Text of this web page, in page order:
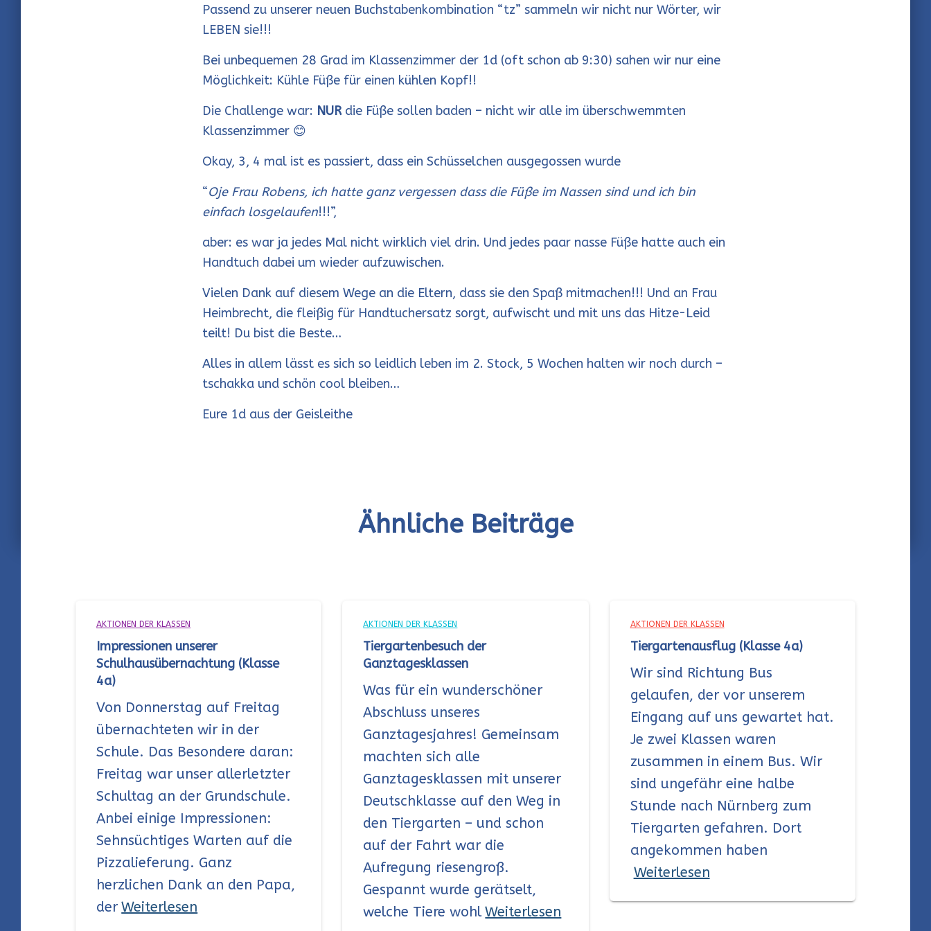
Passend zu unserer neuen Buchstabenkombination “tz” sammeln wir nicht nur Wörter, wir
LEBEN sie!!!
Bei unbequemen 28 Grad im Klassenzimmer der 1d (oft schon ab 9:30) sahen wir nur eine
Möglichkeit: Kühle Füße für einen kühlen Kopf!!
Die Challenge war: NURdie Füße sollen baden – nicht wir alle im überschwemmten
Klassenzimmer 😊
Okay, 3, 4 mal ist es passiert, dass ein Schüsselchen ausgegossen wurde
“Oje Frau Robens, ich hatte ganz vergessen dass die Füße im Nassen sind und ich bin
einfach losgelaufen!!!”,
aber: es war ja jedes Mal nicht wirklich viel drin. Und jedes paar nasse Füße hatte auch ein
Handtuch dabei um wieder aufzuwischen.
Vielen Dank auf diesem Wege an die Eltern, dass sie den Spaß mitmachen!!! Und an Frau
Heimbrecht, die fleißig für Handtuchersatz sorgt, aufwischt und mit uns das Hitze-Leid
teilt! Du bist die Beste…
Alles in allem lässt es sich so leidlich leben im 2. Stock, 5 Wochen halten wir noch durch –
tschakka und schön cool bleiben…
Eure 1d aus der Geisleithe
Ähnliche Beiträge
AKTIONEN DER KLASSEN
Impressionen unserer
Schulhausübernachtung (Klasse
4a)
Von Donnerstag auf Freitag
übernachteten wir in der
Schule. Das Besondere daran:
Freitag war unser allerletzter
Schultag an der Grundschule.
Anbei einige Impressionen:
Sehnsüchtiges Warten auf die
Pizzalieferung. Ganz
herzlichen Dank an den Papa,
der Weiterlesen
AKTIONEN DER KLASSEN
Tiergartenbesuch der
Ganztagesklassen
Was für ein wunderschöner
Abschluss unseres
Ganztagesjahres! Gemeinsam
machten sich alle
Ganztagesklassen mit unserer
Deutschklasse auf den Weg in
den Tiergarten – und schon
auf der Fahrt war die
Aufregung riesengroß.
Gespannt wurde gerätselt,
welche Tiere wohl Weiterlesen
AKTIONEN DER KLASSEN
Tiergartenausflug (Klasse 4a)
Wir sind Richtung Bus
gelaufen, der vor unserem
Eingang auf uns gewartet hat.
Je zwei Klassen waren
zusammen in einem Bus. Wir
sind ungefähr eine halbe
Stunde nach Nürnberg zum
Tiergarten gefahren. Dort
angekommen haben
Weiterlesen